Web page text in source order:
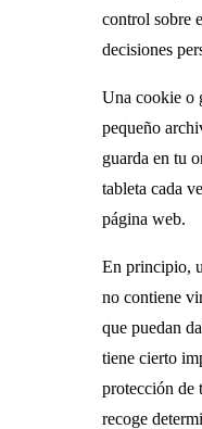
control sobre
decisiones
Una cookie o
pequeño
guarda en tu
tableta cada
página web.
En principio,
no contiene
que puedan
tiene cierto
protección de
recoge